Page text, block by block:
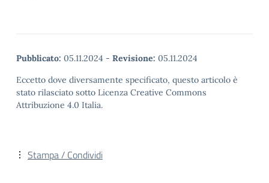
Pubblicato: 05.11.2024 - Revisione: 05.11.2024
Eccetto dove diversamente specificato, questo articolo è
stato rilasciato sotto Licenza Creative Commons
Attribuzione 4.0 Italia.
Stampa / Condividi